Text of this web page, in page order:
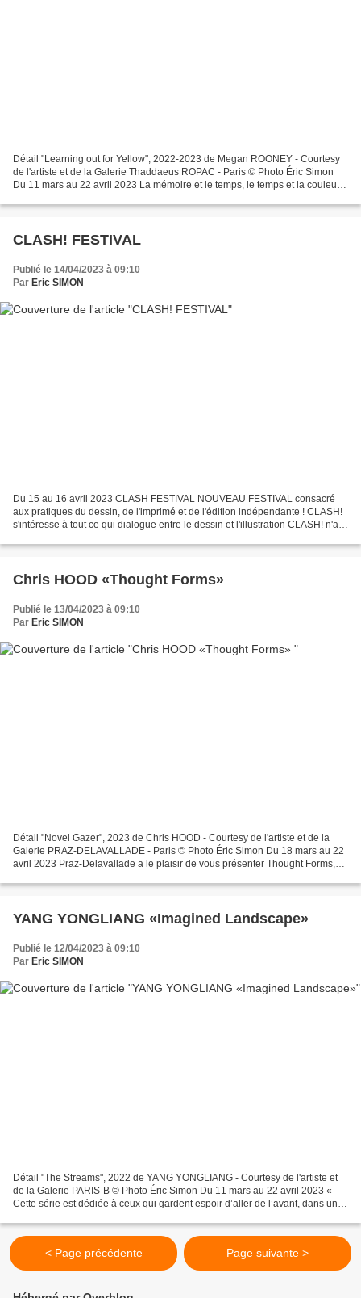
Détail "Learning out for Yellow", 2022-2023 de Megan ROONEY - Courtesy
de l'artiste et de la Galerie Thaddaeus ROPAC - Paris © Photo Éric Simon
Du 11 mars au 22 avril 2023 La mémoire et le temps, le temps et la couleur,
CLASH! FESTIVAL
Publié le 14/04/2023 à 09:10
Par Eric SIMON
Du 15 au 16 avril 2023 CLASH FESTIVAL NOUVEAU FESTIVAL consacré
aux pratiques du dessin, de l'imprimé et de l'édition indépendante ! CLASH!
s'intéresse à tout ce qui dialogue entre le dessin et l'illustration CLASH! n'a
Chris HOOD «Thought Forms»
Publié le 13/04/2023 à 09:10
Par Eric SIMON
Détail "Novel Gazer", 2023 de Chris HOOD - Courtesy de l'artiste et de la
Galerie PRAZ-DELAVALLADE - Paris © Photo Éric Simon Du 18 mars au 22
avril 2023 Praz-Delavallade a le plaisir de vous présenter Thought Forms,
YANG YONGLIANG «Imagined Landscape»
Publié le 12/04/2023 à 09:10
Par Eric SIMON
Détail "The Streams", 2022 de YANG YONGLIANG - Courtesy de l'artiste et
de la Galerie PARIS-B © Photo Éric Simon Du 11 mars au 22 avril 2023 «
Cette série est dédiée à ceux qui gardent espoir d’aller de l’avant, dans un
< Page précédente Page suivante >